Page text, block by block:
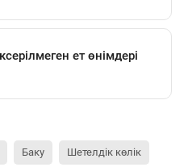
Баку Шетелдік көлік